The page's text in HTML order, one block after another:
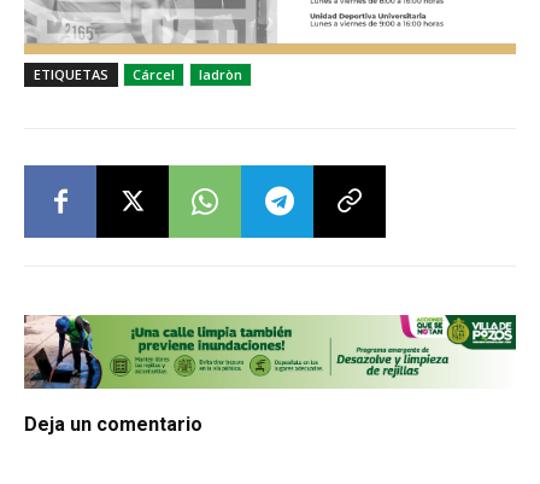
ETIQUETAS Cárcel ladròn
Deja un comentario